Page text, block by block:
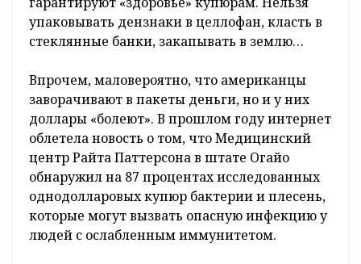
упаковывать дензнаки в целлофан, класть в
стеклянные банки, закапывать в землю…
Впрочем, маловероятно, что американцы
заворачивают в пакеты деньги, но и у них
доллары «болеют». В прошлом году интернет
облетела новость о том, что Медицинский
центр Райта Паттерсона в штате Огайо
обнаружил на 87 процентах исследованных
однодолларовых купюр бактерии и плесень,
которые могут вызвать опасную инфекцию у
людей с ослабленным иммунитетом.